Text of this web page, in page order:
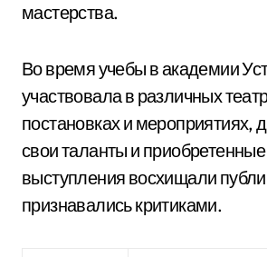
мастерства.
Во время учебы в академии
участвовала в различных
постановках и мероприятиях,
свои таланты и
выступления восхищали
признавались критиками.